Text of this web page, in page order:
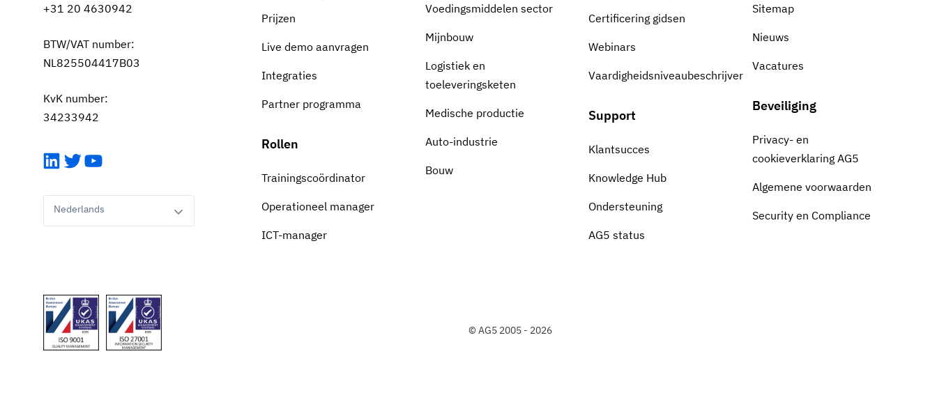
+31 20 4630942
BTW/VAT number:
NL825504417B03
KvK number:
34233942
LinkedIn
TwitterYouTube
Nederlands
Prijzen
Live demo aanvragen
Integraties
Partner programma
Rollen
Trainingscoördinator
Operationeel manager
ICT-manager
Voedingsmiddelen sector
Mijnbouw
Logistiek en
toeleveringsketen
Medische productie
Auto-industrie
Bouw
Certificering gidsen
Webinars
Vaardigheidsniveaubeschrijver
Support
Klantsucces
Knowledge Hub
Ondersteuning
AG5 status
Sitemap
Nieuws
Vacatures
Beveiliging
Privacy- en
cookieverklaring AG5
Algemene voorwaarden
Security en Compliance
© AG5 2005 - 2026